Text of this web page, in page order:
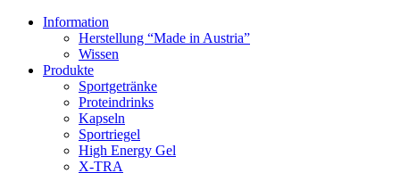
Information
Herstellung “Made in Austria”
Wissen
Produkte
Sportgetränke
Proteindrinks
Kapseln
Sportriegel
High Energy Gel
X-TRA